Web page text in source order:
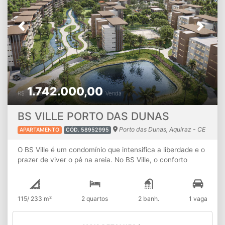
BS VILLE PORTO DAS DUNAS
APARTAMENTO CÓD. 58952995 Porto das Dunas, Aquiraz - CE
Previous Next
R$1.742.000,00Venda
O BS Ville é um condomínio que intensifica a liberdade e o
prazer de viver o pé na areia. No BS Ville, o conforto
e a vida se conecta à natureza. Um jeito único de viver e
aproveitar todos os momentos. Projetado em um terreno
que contempla vista única para o mar do Porto das
Dunas, o BS Ville é um empreendimento tão exclusivo
115/ 233 m² 2 quartos 2 banh. 1 vaga